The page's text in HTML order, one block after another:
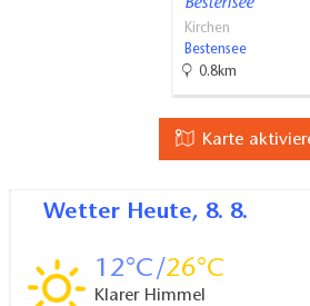
Bestensee
Kirchen
Bestensee
0.8km
Karte
Wetter Heute, 8. 8.
12 26
Klarer Himmel